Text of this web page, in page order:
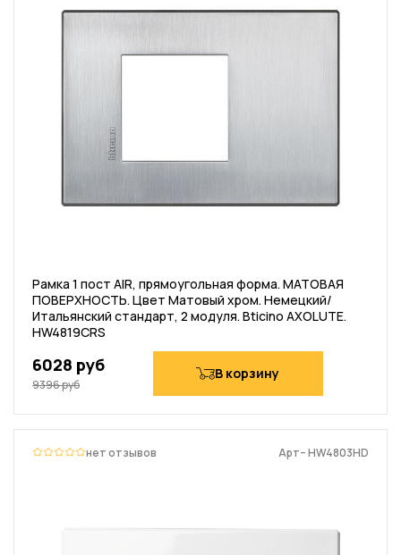
Рамка 1 пост AIR, прямоугольная форма. МАТОВАЯ
ПОВЕРХНОСТЬ. Цвет Матовый хром. Немецкий/
Итальянский стандарт, 2 модуля. Bticino AXOLUTE.
HW4819CRS
6028 руб
9396 руб
В корзину
нет отзывов Арт– HW4803HD